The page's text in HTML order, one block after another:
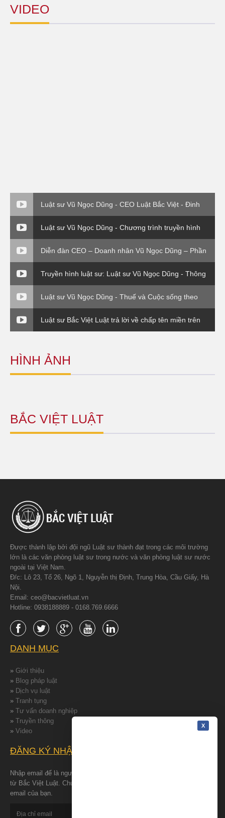
VIDEO
Luật sư Vũ Ngọc Dũng - CEO Luật Bắc Việt - Đinh
giá thương hiệu
Luật sư Vũ Ngọc Dũng - Chương trình truyền hình
Chuyển giá trong DN FDI - Luật sư và Doanh nghiệp
Diễn đàn CEO – Doanh nhân Vũ Ngọc Dũng – Phần
4
Truyền hình luật sư: Luật sư Vũ Ngọc Dũng - Thông
tư 176 Bộ Tài Chính
Luật sư Vũ Ngọc Dũng - Thuế và Cuộc sống theo
Thông tư 120 Bộ Tài Chính
Luật sư Bắc Việt Luật trả lời về chấp tên miền trên
VTV1
HÌNH ẢNH
BẮC VIỆT LUẬT
Được thành lập bởi đội ngũ Luật sư thành đạt trong các môi trường
lớn là các văn phòng luật sư trong nước và văn phòng luật sư nước
ngoài tại Việt Nam.
Đ/c: Lô 23, Tổ 26, Ngõ 1, Nguyễn thị Định, Trung Hòa, Cầu Giấy, Hà
Nội.
Email: ceo@bacvietluat.vn
Hotline: 0938188889 - 0168.769.6666
DANH MỤC
» Giới thiệu
» Blog pháp luật
» Dịch vụ luật
» Tranh tụng
» Tư vấn doanh nghiệp
» Truyền thông
» Video
ĐĂNG KÝ NHẬN TIN
Nhập email để là người đâu tiên nhận được những tin tức mới nhất
từ Bắc Việt Luật. Chúng tôi cam kết bảo đảm quyền riêng tư cho
email của bạn.